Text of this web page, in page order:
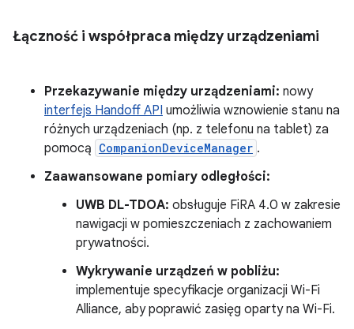
Łączność i współpraca między urządzeniami
Przekazywanie między urządzeniami: nowy
interfejs Handoff API umożliwia wznowienie stanu na
różnych urządzeniach (np. z telefonu na tablet) za
pomocą CompanionDeviceManager .
Zaawansowane pomiary odległości:
UWB DL-TDOA: obsługuje FiRA 4.0 w zakresie
nawigacji w pomieszczeniach z zachowaniem
prywatności.
Wykrywanie urządzeń w pobliżu:
implementuje specyfikacje organizacji Wi-Fi
Alliance, aby poprawić zasięg oparty na Wi-Fi.